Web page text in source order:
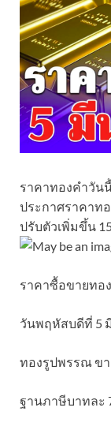
ราคาทองคำวัน
ประกาศราคาทอ
ปรับตัวเพิ่มขึ้น
ราคาซื้อขายทอ
วันพฤหัสบดีที่ 5
ทองรูปพรรณ ขา
ฐานภาษีบาทละ